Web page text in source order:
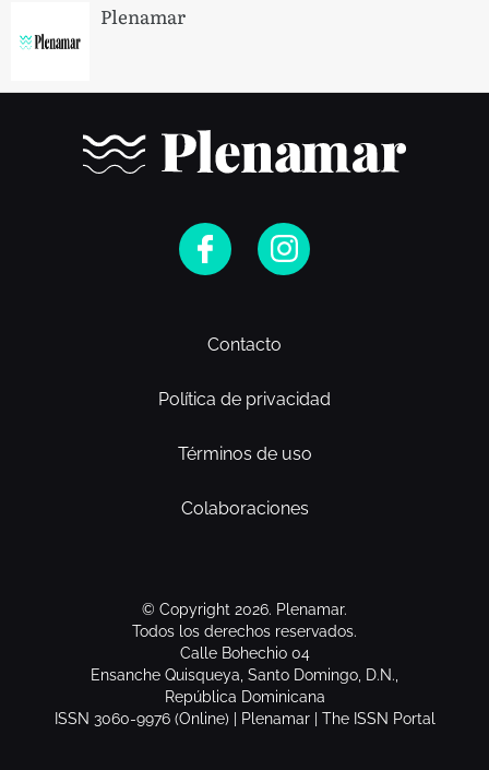
Plenamar
Contacto
Política de privacidad
Términos de uso
Colaboraciones
© Copyright 2026. Plenamar.
Todos los derechos reservados.
Calle Bohechio 04
Ensanche Quisqueya, Santo Domingo, D.N.,
República Dominicana
ISSN 3060-9976 (Online) | Plenamar | The ISSN Portal